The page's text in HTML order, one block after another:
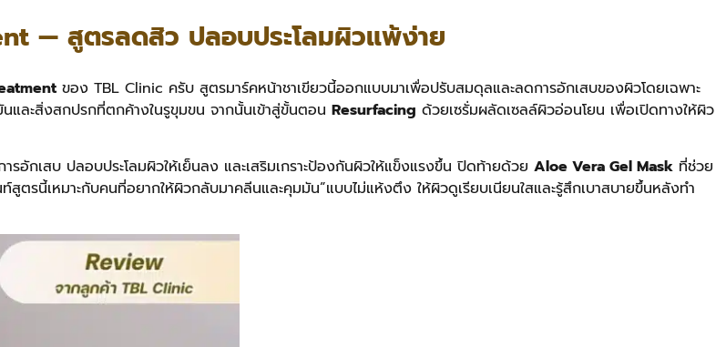
— สูตรลดสิว ปลอบประโลมผิวแพ้ง่าย
ของ TBL Clinic ครับ สูตรมาร์คหน้าชาเขียวนี้ออกแบบมาเพื่อปรับสมดุลและลดการอักเสบของผิวโดยเฉพาะ
และสิ่งสกปรกที่ตกค้างในรูขุมขน จากนั้นเข้าสู่ขั้นตอน Resurfacing ด้วยเซรั่มผลัดเซลล์ผิวอ่อนโยน เพื่อเปิดทางให้ผิว
รอักเสบ ปลอบประโลมผิวให้เย็นลง และเสริมเกราะป้องกันผิวให้แข็งแรงขึ้น ปิดท้ายด้วย Aloe Vera Gel Mask ที่ช่วย
สูตรนี้เหมาะกับคนที่อยากให้ผิวกลับมาคลีนและคุมมัน”แบบไม่แห้งตึง ให้ผิวดูเรียบเนียนใสและรู้สึกเบาสบายขึ้นหลังทำ